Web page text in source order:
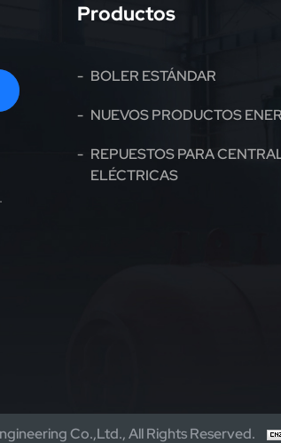
Productos
BOLER ESTÁNDAR
NUEVOS PRODUCTOS
REPUESTOS PARA
ELÉCTRICAS
Co.,Ltd., All Rights Reserved.